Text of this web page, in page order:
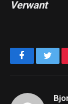
Verwant
Facebook